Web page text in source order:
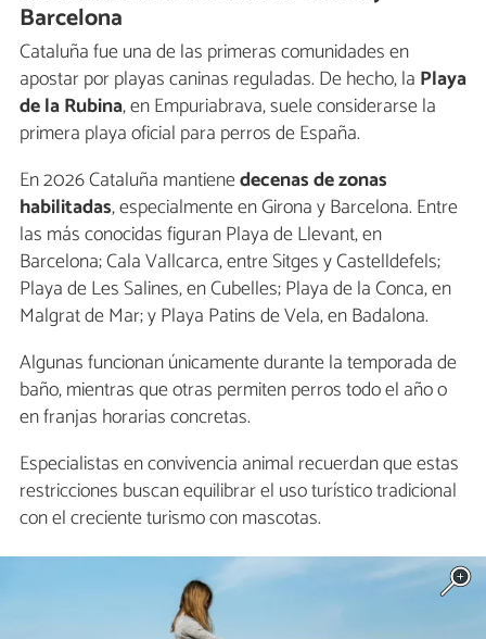
Barcelona
Cataluña fue una de las primeras comunidades en
apostar por playas caninas reguladas. De hecho, la Playa
de la Rubina, en Empuriabrava, suele considerarse la
primera playa oficial para perros de España.
En 2026 Cataluña mantienedecenas de zonas
habilitadas, especialmente en Girona y Barcelona. Entre
las más conocidas figuran Playa de Llevant, en
Barcelona; Cala Vallcarca, entre Sitges y Castelldefels;
Playa de Les Salines, en Cubelles; Playa de la Conca, en
Malgrat de Mar; y Playa Patins de Vela, en Badalona.
Algunas funcionan únicamente durante la temporada de
baño, mientras que otras permiten perros todo el año o
en franjas horarias concretas.
Especialistas en convivencia animal recuerdan que estas
restricciones buscan equilibrar el uso turístico tradicional
con el creciente turismo con mascotas.